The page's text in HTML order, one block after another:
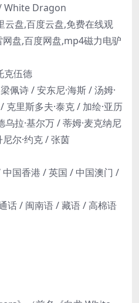
White Dragon
云盘,百度云盘,免费在线观
盘,百度网盘,mp4磁力电驴
克伍德
佩诗 / 安东尼·海斯 / 汤姆·
克里斯多夫·泰克 / 加绘·亚历
拉·基尔万 / 蒂姆·麦克纳尼
尔·约克 / 张茵
国香港 / 英国 / 中国澳门 /
话 / 闽南语 / 藏语 / 高棉语